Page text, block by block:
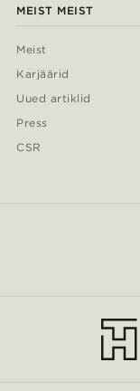
MEIST MEIST
Meist
Karjäärid
Uued artiklid
Press
CSR